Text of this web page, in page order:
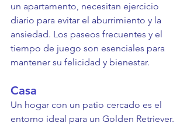
un apartamento, necesitan ejercicio
diario para evitar el aburrimiento y la
ansiedad. Los paseos frecuentes y el
tiempo de juego son esenciales para
mantener su felicidad y bienestar.
Casa
Un hogar con un patio cercado es el
entorno ideal para un Golden Retriever.